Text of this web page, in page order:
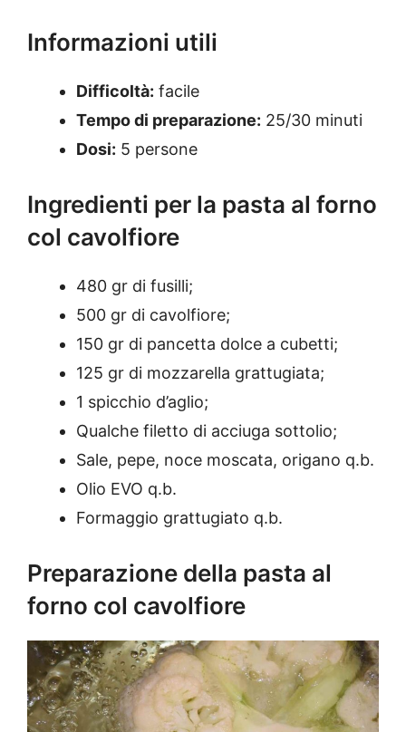
Informazioni utili
Difficoltà: facile
Tempo di preparazione: 25/30 minuti
Dosi: 5 persone
Ingredienti per la pasta al forno
col cavolfiore
480 gr di fusilli;
500 gr di cavolfiore;
150 gr di pancetta dolce a cubetti;
125 gr di mozzarella grattugiata;
1 spicchio d’aglio;
Qualche filetto di acciuga sottolio;
Sale, pepe, noce moscata, origano q.b.
Olio EVO q.b.
Formaggio grattugiato q.b.
Preparazione della pasta al
forno col cavolfiore